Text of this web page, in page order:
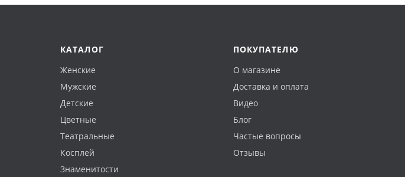
КАТАЛОГ
Женские
Мужские
Детские
Цветные
Театральные
Косплей
Знаменитости
ПОКУПАТЕЛЮ
О магазине
Доставка и оплата
Видео
Блог
Частые вопросы
Отзывы